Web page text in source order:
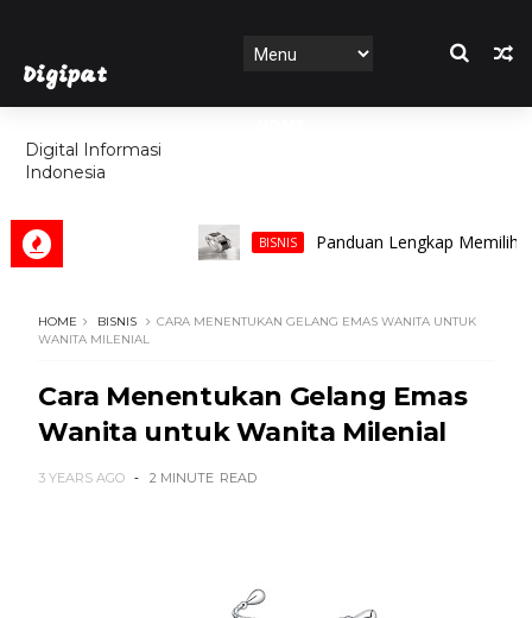
Digipat
Digital Informasi
Indonesia
FEATURES
BISNIS Panduan Lengkap Memilih
HOME BISNIS
CARA MENENTUKAN GELANG EMAS WANITA UNTUK
WANITA MILENIAL
Cara Menentukan Gelang Emas
Wanita untuk Wanita Milenial
3 YEARS AGO 2 MINUTE READ